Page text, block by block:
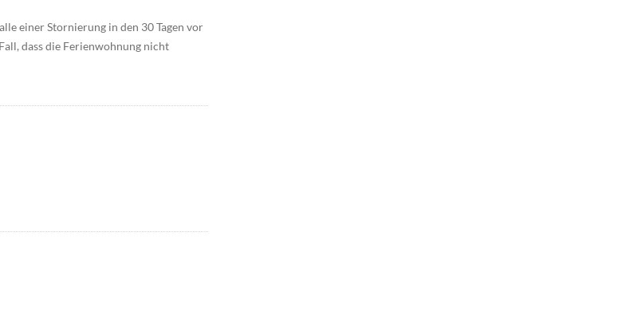
einer Stornierung in den 30 Tagen vor
dass die Ferienwohnung nicht